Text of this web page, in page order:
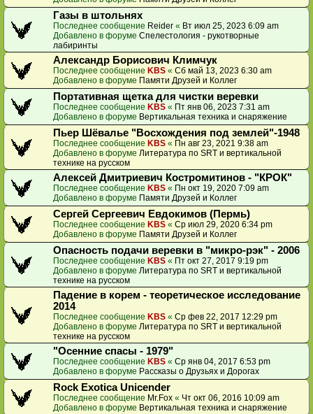
Газы в штольнях
Последнее сообщение Reider « Вт июл 25, 2023 6:09 am
Добавлено в форуме Спелестология - рукотворные
лабиринты
Александр Борисович Климчук
Последнее сообщение KBS « Сб май 13, 2023 6:30 am
Добавлено в форуме Памяти Друзей и Коллег
Портативная щетка для чистки веревки
Последнее сообщение KBS « Пт янв 06, 2023 7:31 am
Добавлено в форуме Вертикальная техника и снаряжение
Пьер Шёвалье "Восхождения под землей"-1948
Последнее сообщение KBS « Пн авг 23, 2021 9:38 am
Добавлено в форуме Литература по SRT и вертикальной
технике на русском
Алексей Дмитриевич Костромитинов - "КРОК"
Последнее сообщение KBS « Пн окт 19, 2020 7:09 am
Добавлено в форуме Памяти Друзей и Коллег
Сергей Сергеевич Евдокимов (Пермь)
Последнее сообщение KBS « Ср июл 29, 2020 6:34 pm
Добавлено в форуме Памяти Друзей и Коллег
Опасность подачи веревки в "микро-рэк" - 2006
Последнее сообщение KBS « Пт окт 27, 2017 9:19 pm
Добавлено в форуме Литература по SRT и вертикальной
технике на русском
Падение в корем - теоретическое исследование
2014
Последнее сообщение KBS « Ср фев 22, 2017 12:29 pm
Добавлено в форуме Литература по SRT и вертикальной
технике на русском
"Осенние спасы - 1979"
Последнее сообщение KBS « Ср янв 04, 2017 6:53 pm
Добавлено в форуме Рассказы о Друзьях и Дорогах
Rock Exotica Unicender
Последнее сообщение Mr.Fox « Чт окт 06, 2016 10:09 am
Добавлено в форуме Вертикальная техника и снаряжение